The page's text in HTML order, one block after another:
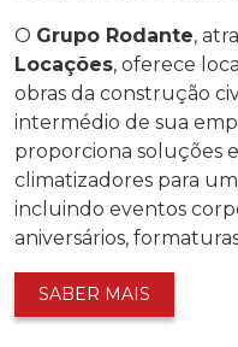
O Grupo Rodante,
Locações, oferece
obras da construção
intermédio de sua
proporciona soluções
climatizadores para
incluindo eventos
aniversários,
SABER MAIS